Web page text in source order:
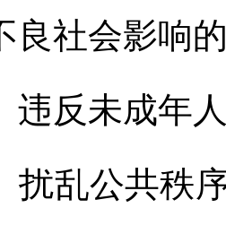
良社会影响
反未成年人
乱公共秩序